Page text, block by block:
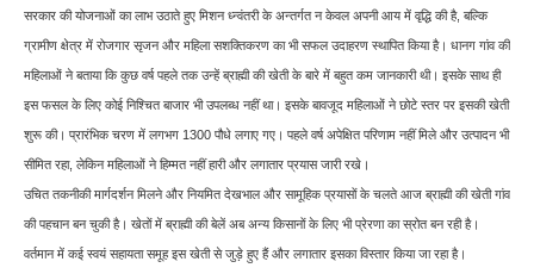
सरकार की योजनाओं का लाभ उठाते हुए मिशन ध्न्वंतरी के अन्तर्गत न केवल अपनी आय में वृद्धि की है, बल्कि
ग्रामीण क्षेत्र में रोजगार सृजन और महिला सशक्तिकरण का भी सफल उदाहरण स्थापित किया है। धानग गांव की
महिलाओं ने बताया कि कुछ वर्ष पहले तक उन्हें ब्राह्मी की खेती के बारे में बहुत कम जानकारी थी। इसके साथ ही
इस फसल के लिए कोई निश्चित बाजार भी उपलब्ध नहीं था। इसके बावजूद महिलाओं ने छोटे स्तर पर इसकी खेती
शुरू की। प्रारंभिक चरण में लगभग 1300 पौधे लगाए गए। पहले वर्ष अपेक्षित परिणाम नहीं मिले और उत्पादन भी
सीमित रहा, लेकिन महिलाओं ने हिम्मत नहीं हारी और लगातार प्रयास जारी रखे।
उचित तकनीकी मार्गदर्शन मिलने और नियमित देखभाल और सामूहिक प्रयासों के चलते आज ब्राह्मी की खेती गांव
की पहचान बन चुकी है। खेतों में ब्राह्मी की बेलें अब अन्य किसानों के लिए भी प्रेरणा का स्रोत बन रही है।
वर्तमान में कई स्वयं सहायता समूह इस खेती से जुड़े हुए हैं और लगातार इसका विस्तार किया जा रहा है।